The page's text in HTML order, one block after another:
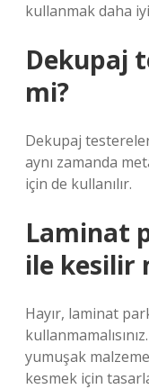
kullanmak daha
Dekupaj
mi?
Dekupaj
aynı zamanda
için de kullanılır.
Laminat
ile kesilir
Hayır, laminat
yumuşak
kesmek için